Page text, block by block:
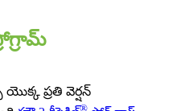
యొక్క ప్రతి వెర్షన్
®